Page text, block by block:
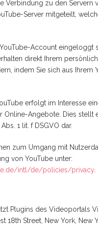
Verbindung zu den Servern
Server mitgeteilt,
Account eingeloggt
direkt Ihrem
indem Sie sich aus Ihrem
erfolgt im Interesse
Online-Angebote. Dies stellt
1 lit. f DSGVO dar.
zum Umgang mit
von YouTube unter:
intl/de/policies/privacy
Plugins des Videoportals
18th Street, New York, New